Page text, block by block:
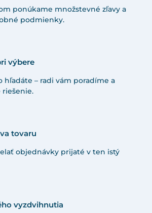
ponúkame množstevné zľavy a
podmienky.
výbere
hľadáte – radi vám poradíme a
tovaru
objednávky prijaté v ten istý
vyzdvihnutia